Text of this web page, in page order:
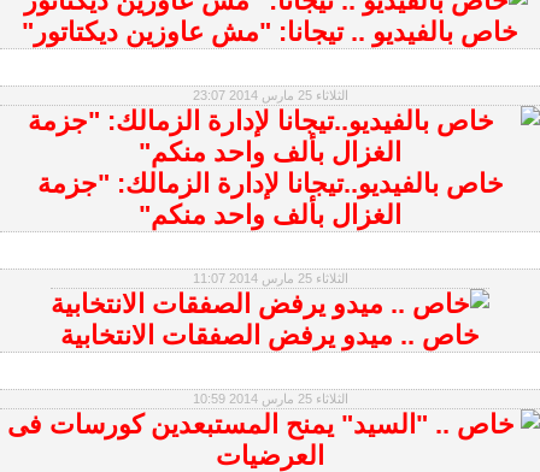
خاص بالفيديو .. تيجانا: "مش عاوزين ديكتاتور"
الثلاثاء 25 مارس 2014 23:07
خاص بالفيديو..تيجانا لإدارة الزمالك: "جزمة
الغزال بألف واحد منكم"
الثلاثاء 25 مارس 2014 11:07
خاص .. ميدو يرفض الصفقات الانتخابية
الثلاثاء 25 مارس 2014 10:59